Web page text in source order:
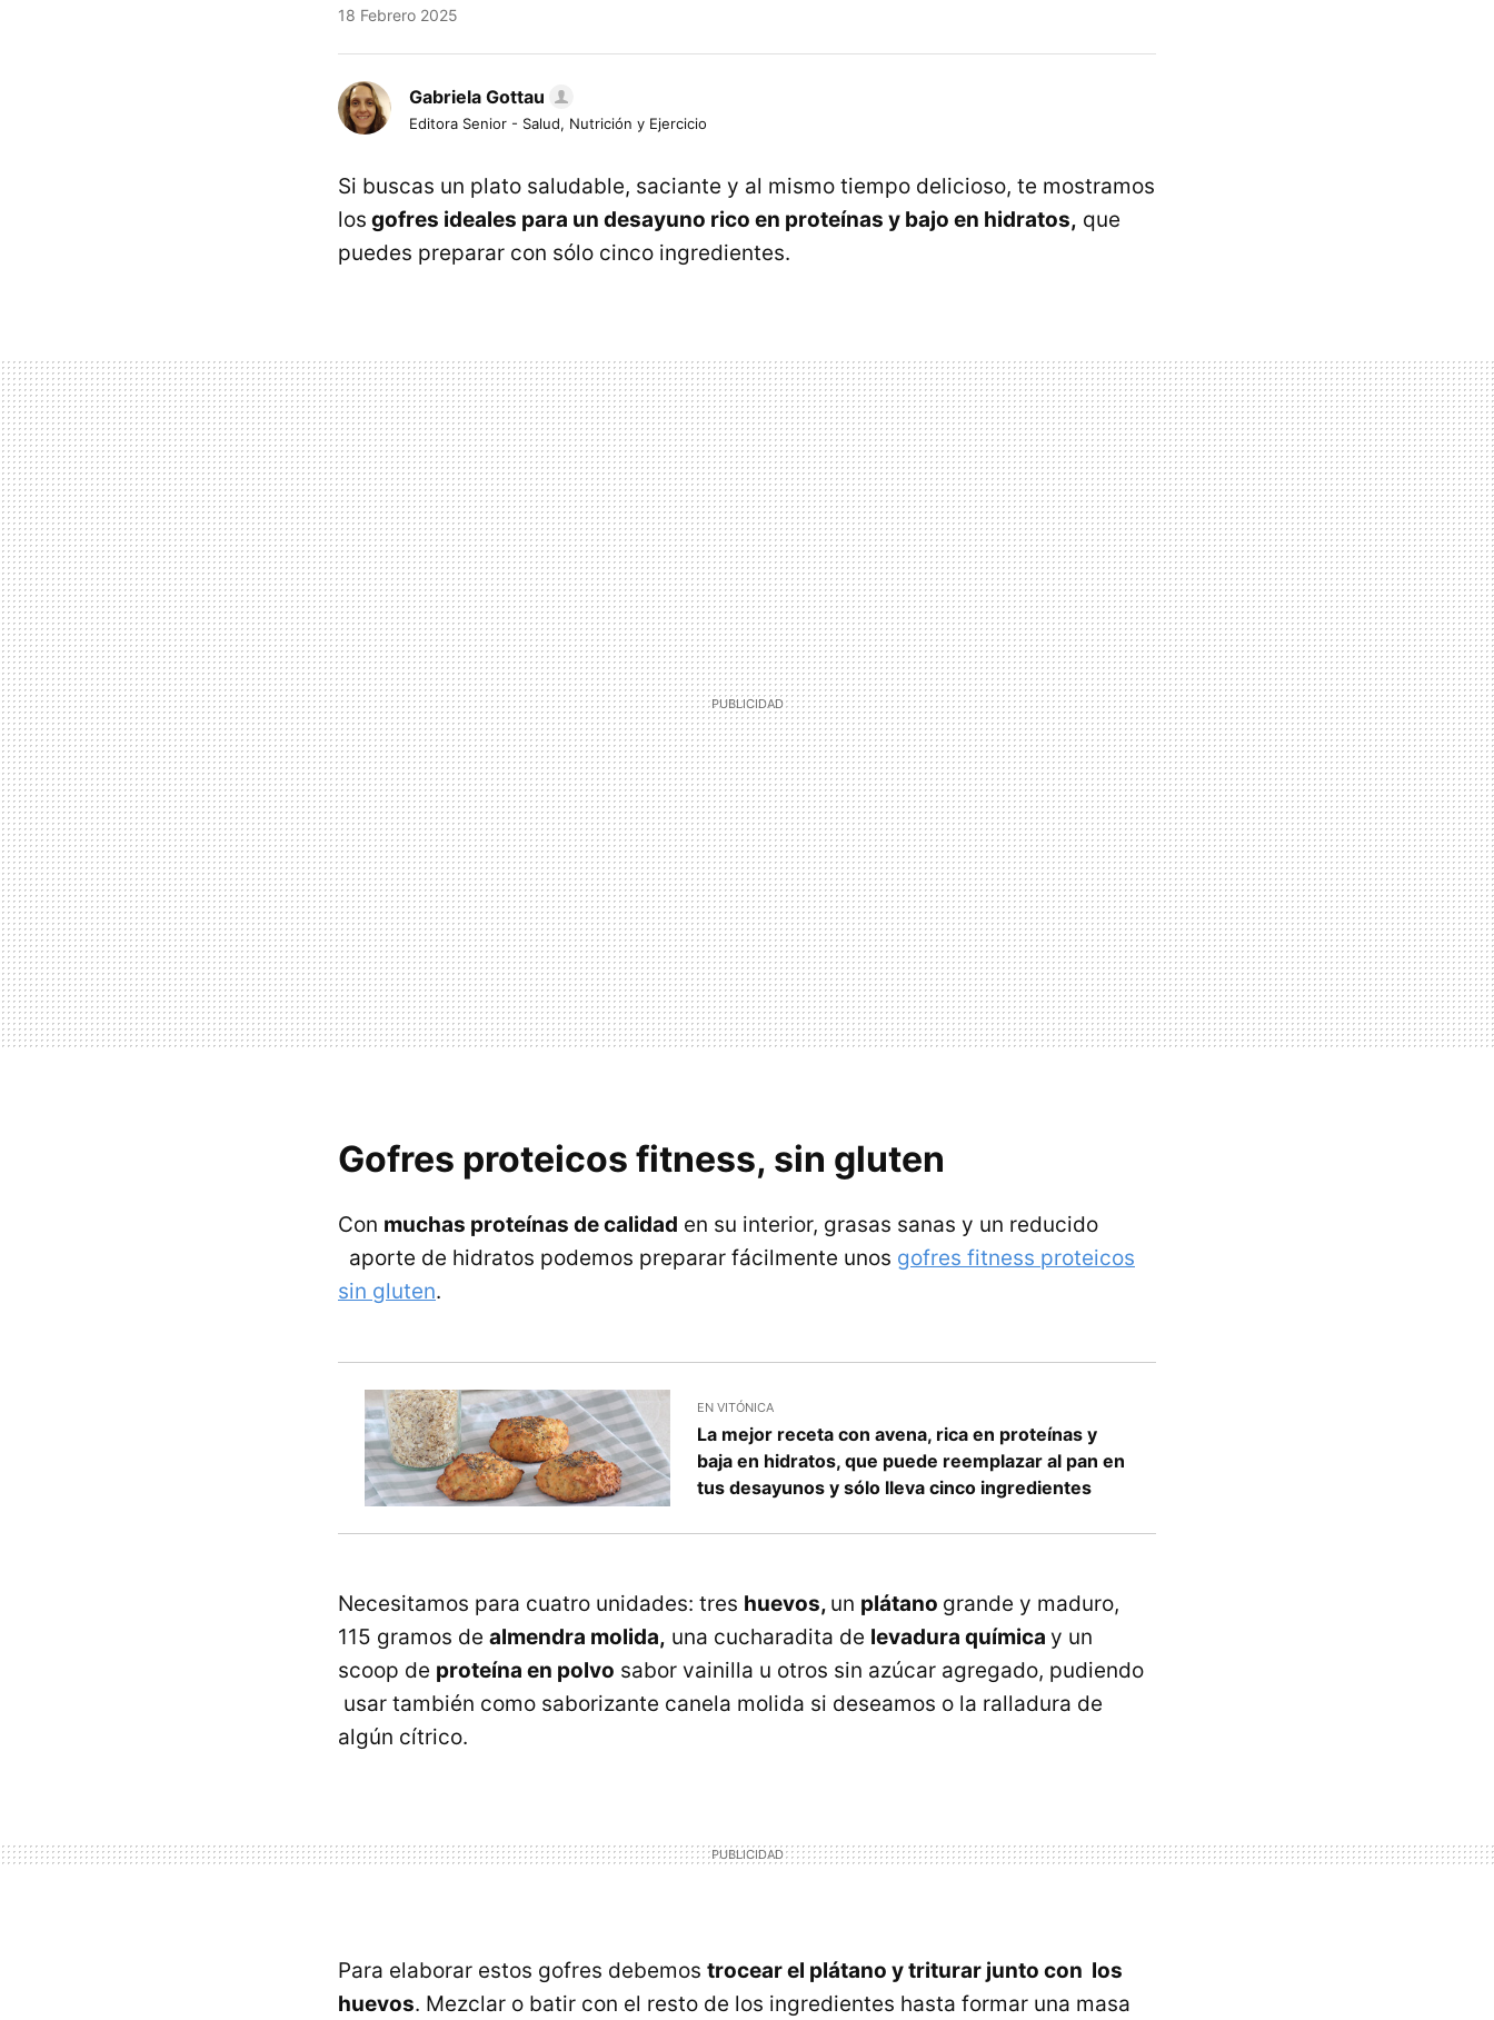
18 Febrero 2025
Gabriela Gottau
Editora Senior - Salud, Nutrición y Ejercicio
Si buscas un plato saludable, saciante y al mismo tiempo delicioso, te mostramos
los gofres ideales para un desayuno rico en proteínas y bajo en hidratos, que
puedes preparar con sólo cinco ingredientes.
Gofres proteicos fitness, sin gluten
Con muchas proteínas de calidad en su interior, grasas sanas y un reducido
aporte de hidratos podemos preparar fácilmente unos gofres fitness proteicos
sin gluten.
EN VITÓNICA
La mejor receta con avena, rica en proteínas y
baja en hidratos, que puede reemplazar al pan en
tus desayunos y sólo lleva cinco ingredientes
Necesitamos para cuatro unidades: tres huevos, un plátano grande y maduro,
115 gramos de almendra molida, una cucharadita de levadura química y un
scoop de proteína en polvo sabor vainilla u otros sin azúcar agregado, pudiendo
usar también como saborizante canela molida si deseamos o la ralladura de
algún cítrico.
Para elaborar estos gofres debemos trocear el plátano y triturar junto con los
huevos. Mezclar o batir con el resto de los ingredientes hasta formar una masa